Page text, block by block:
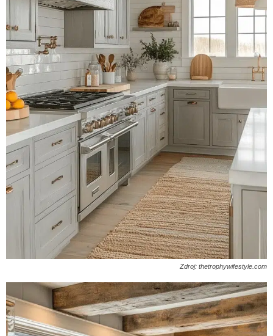
Zdroj: thetrophywifestyle.com